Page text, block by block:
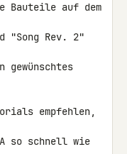
Bauteile auf dem
"Song Rev. 2"
empfehlen,
so schnell wie